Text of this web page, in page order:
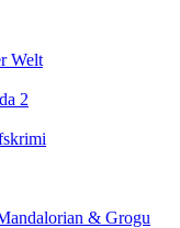
Welt
2
& Grogu